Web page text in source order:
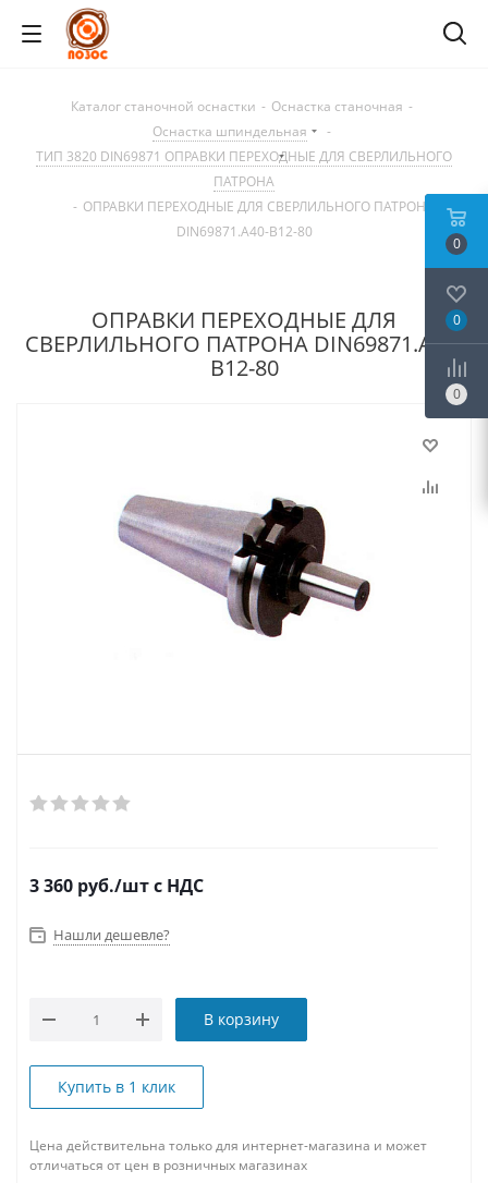
Каталог станочной оснастки - Оснастка станочная -
Оснастка шпиндельная
-
ТИП 3820 DIN69871 ОПРАВКИ ПЕРЕХОДНЫЕ ДЛЯ СВЕРЛИЛЬНОГО
ПАТРОНА
- ОПРАВКИ ПЕРЕХОДНЫЕ ДЛЯ СВЕРЛИЛЬНОГО ПАТРОНА
DIN69871.А40-B12-80
ОПРАВКИ ПЕРЕХОДНЫЕ ДЛЯ
СВЕРЛИЛЬНОГО ПАТРОНА DIN69871.А40-
B12-80
3 360 руб./штс НДС
Нашли дешевле?
В корзину
Купить в 1 клик
Цена действительна только для интернет-магазина и может
отличаться от цен в розничных магазинах
0
0
0